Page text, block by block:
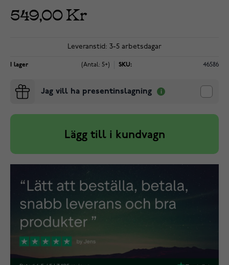
549,00 Kr
Leveranstid: 3-5 arbetsdagar
I lager (Antal: 5+) SKU: 46586
Jag vill ha presentinslagning
Lägg till i kundvagn